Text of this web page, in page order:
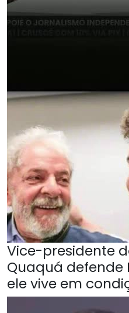
Vice-presidente
Quaquá defende
ele vive em